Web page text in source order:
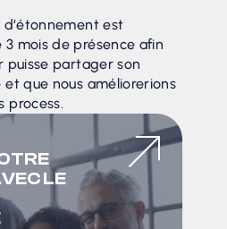
est
mois de présence afin
puisse partager son
et que nous améliorerions
process.
LE